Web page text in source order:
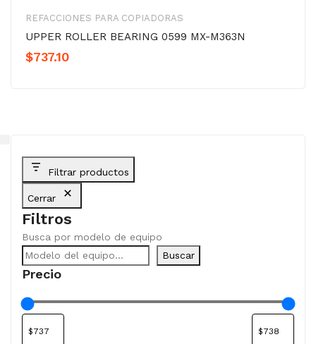
REFACCIONES PARA COPIADORAS
UPPER ROLLER BEARING 0599 MX-M363N
$737.10
Filtrar productos
Cerrar
Filtros
Busca por modelo de equipo
Buscar
Precio